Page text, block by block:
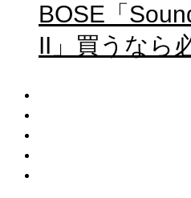
BOSE「
II」買うなら